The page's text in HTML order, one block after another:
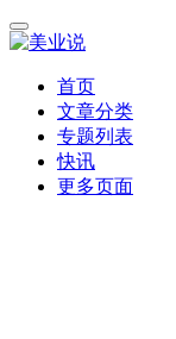
首页
文章分类
专题列表
快讯
更多页面